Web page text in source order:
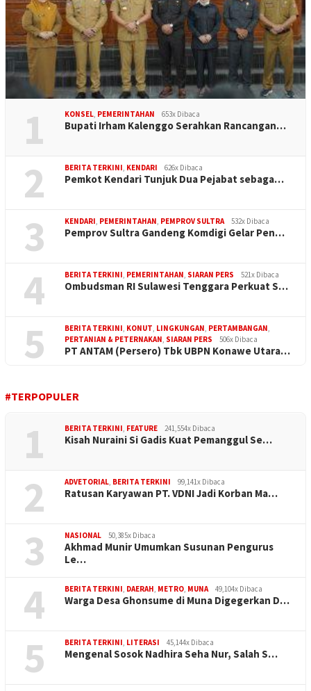
1 KONSEL PEMERINTAHAN 653x Dibaca
Bupati Irham Kalenggo Serahkan Rancangan…
2 BERITA TERKINI KENDARI 626x Dibaca
Pemkot Kendari Tunjuk Dua Pejabat sebaga…
3 KENDARI PEMERINTAHAN PEMPROV SULTRA 532x Dibaca
Pemprov Sultra Gandeng Komdigi Gelar Pen…
4 BERITA TERKINI PEMERINTAHAN SIARAN PERS 521x Dibaca
Ombudsman RI Sulawesi Tenggara Perkuat S…
5 BERITA TERKINI KONUT LINGKUNGAN PERTAMBANGAN
PERTANIAN & PETERNAKAN SIARAN PERS 506x Dibaca
PT ANTAM (Persero) Tbk UBPN Konawe Utara…
#TERPOPULER
1 BERITA TERKINI FEATURE 241,554x Dibaca
Kisah Nuraini Si Gadis Kuat Pemanggul Se…
2 ADVETORIAL BERITA TERKINI 99,141x Dibaca
Ratusan Karyawan PT. VDNI Jadi Korban Ma…
3 NASIONAL 50,385x Dibaca
Akhmad Munir Umumkan Susunan Pengurus
Le…
4 BERITA TERKINI DAERAH METRO MUNA 49,104x Dibaca
Warga Desa Ghonsume di Muna Digegerkan D…
5 BERITA TERKINI LITERASI 45,144x Dibaca
Mengenal Sosok Nadhira Seha Nur, Salah S…